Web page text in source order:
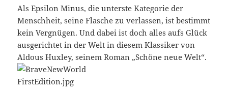
Als Epsilon Minus, die unterste Kategorie der
Menschheit, seine Flasche zu verlassen, ist bestimmt
kein Vergnügen. Und dabei ist doch alles aufs Glück
ausgerichtet in der Welt in diesem Klassiker von
Aldous Huxley, seinem Roman „Schöne neue Welt“.